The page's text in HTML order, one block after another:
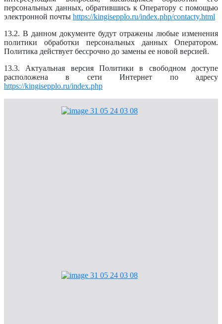
персональных данных, обратившись к Оператору с помощью
электронной почты https://kingisepplo.ru/index.php/contacty.html
13.2. В данном документе будут отражены любые изменения
политики обработки персональных данных Оператором.
Политика действует бессрочно до замены ее новой версией.
13.3. Актуальная версия Политики в свободном доступе
расположена в сети Интернет по адресу
https://kingisepplo.ru/index.php